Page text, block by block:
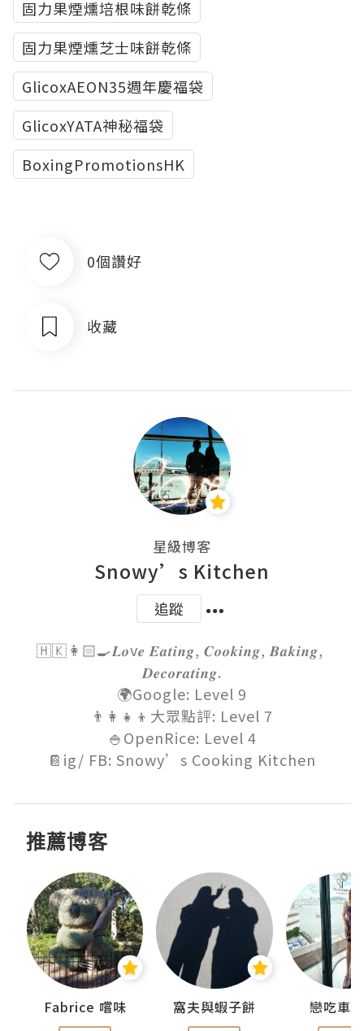
固力果煙燻培根味餅乾條
固力果煙燻芝士味餅乾條
GlicoxAEON35週年慶福袋
GlicoxYATA神秘福袋
BoxingPromotionsHK
0個讚好
收藏
星級博客
Snowy’s Kitchen
追蹤
🇭🇰👩🏻‍🍳𝑳𝒐v𝒆 𝑬𝒂𝒕𝒊𝒏𝒈, 𝑪𝒐𝒐𝒌𝒊𝒏𝒈, 𝑩𝒂𝒌𝒊𝒏𝒈,
𝑫𝒆𝒄𝒐𝒓𝒂𝒕𝒊𝒏𝒈.
🌍Google: Level 9
👨‍👩‍👧‍👦大眾點評: Level 7
🍚OpenRice: Level 4
📔ig/ FB: Snowy’s Cooking Kitchen
推薦博客
Fabrice 嚐味 窩夫與蝦子餅 戀吃車